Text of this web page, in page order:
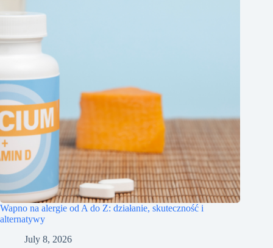
Wapno na alergie od A do Z: działanie, skuteczność i
alternatywy
July 8, 2026